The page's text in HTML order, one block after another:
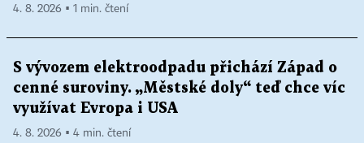
4. 8. 2026 ▪ 1 min. čtení
S vývozem elektroodpadu přichází Západ o
cenné suroviny. „Městské doly“ teď chce víc
využívat Evropa i USA
4. 8. 2026 ▪ 4 min. čtení